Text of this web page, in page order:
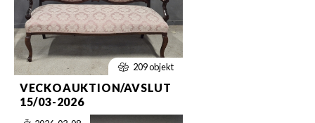
209 objekt
VECKOAUKTION/AVSLUT
15/03-2026